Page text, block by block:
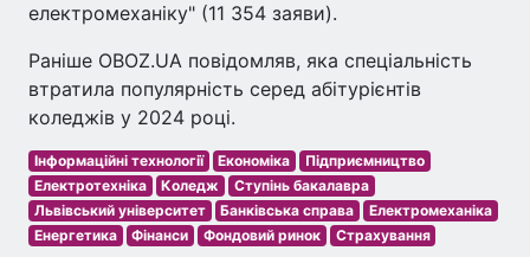
електромеханіку" (11 354 заяви).
Раніше OBOZ.UA повідомляв, яка спеціальність
втратила популярність серед абітурієнтів
коледжів у 2024 році.
Інформаційні технології Економіка
Підприємництво
Електротехніка
Коледж
Ступінь бакалавра
Львівський університет
Банківська справа
Електромеханіка
Енергетика
Фінанси Фондовий ринок Страхування